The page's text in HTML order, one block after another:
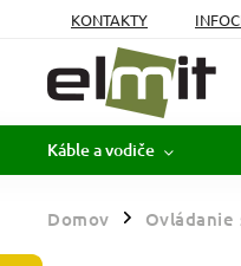
KONTAKTY
MOJA OBJEDNÁVKA
Káble a vodiče
Domov /